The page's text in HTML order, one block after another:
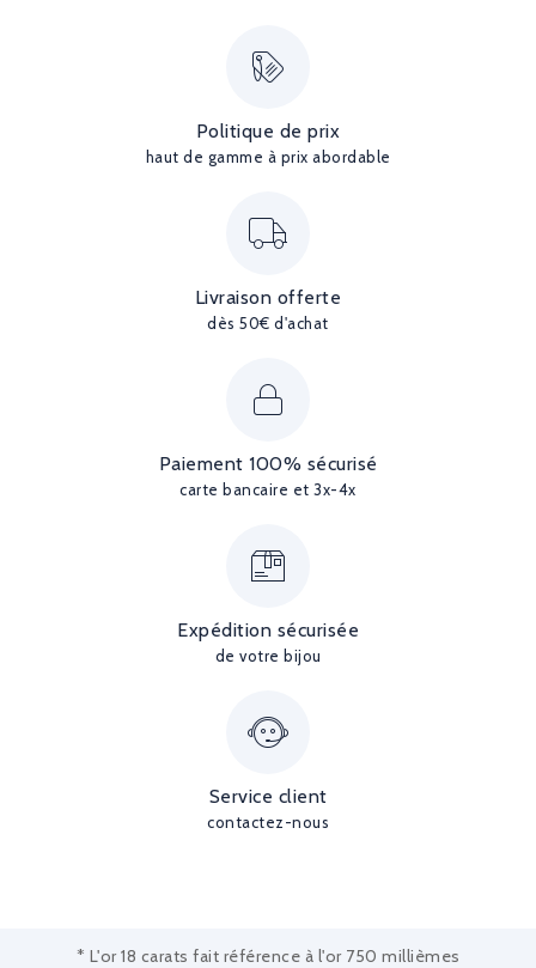
Politique de prix
haut de gamme à prix abordable
Livraison offerte
dès 50€ d'achat
Paiement 100% sécurisé
carte bancaire et 3x-4x
Expédition sécurisée
de votre bijou
Service client
contactez-nous
* L'or 18 carats fait référence à l'or 750 millièmes